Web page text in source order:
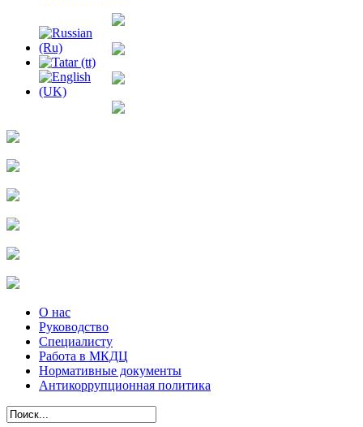
О нас
Руководство
Специалисту
Работа в МКДЦ
Нормативные документы
Антикоррупционная политика